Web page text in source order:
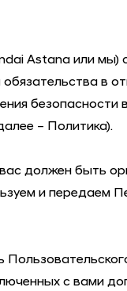
Astana или мы)
обязательства
– Политика).
должен быть
и
с вами